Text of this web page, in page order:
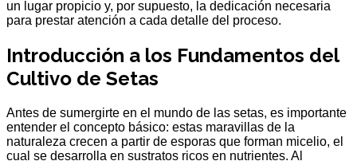
un lugar propicio y, por supuesto, la dedicación necesaria
para prestar atención a cada detalle del proceso.
Introducción a los Fundamentos del
Cultivo de Setas
Antes de sumergirte en el mundo de las setas, es importante
entender el concepto básico: estas maravillas de la
naturaleza crecen a partir de esporas que forman micelio, el
cual se desarrolla en sustratos ricos en nutrientes. Al